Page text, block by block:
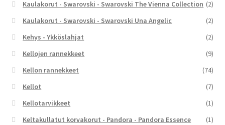
Kaulakorut - Swarovski - Swarovski The Vienna Collection (2)
Kaulakorut - Swarovski - Swarovski Una Angelic
(2)
Kehys - Ykköslahjat
(2)
Kellojen rannekkeet
(9)
Kellon rannekkeet
(74)
Kellot
(7)
Kellotarvikkeet
(1)
Keltakullatut korvakorut - Pandora - Pandora Essence
(1)